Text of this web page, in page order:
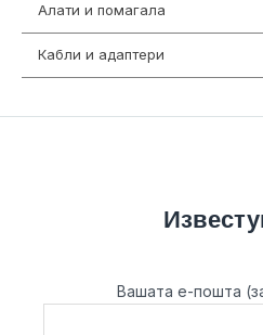
Алати и помагала
Кабли и адаптери
Вашата е-пошта